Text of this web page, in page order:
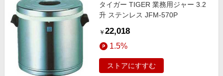
タイガー TIGER 業務用ジャー 3.2
升 ステンレス JFM-570P
￥ 22,018
1.5%
ストアにすすむ